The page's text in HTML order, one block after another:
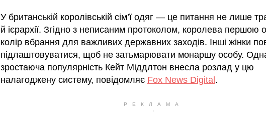
У британській королівській сім’ї одяг — це питання не лише
й ієрархії. Згідно з неписаним протоколом, королева першою
колір вбрання для важливих державних заходів. Інші жінки
підлаштовуватися, щоб не затьмарювати монаршу особу.
зростаюча популярність Кейт Міддлтон внесла розлад у цю
налагоджену систему, повідомляє Fox News Digital.